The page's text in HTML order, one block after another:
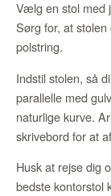
Vælg en stol
Sørg for, at
polstring.
Indstil stolen, så
parallelle med
naturlige kurve.
skrivebord for at
Husk at rejse dig
bedste kontorstol